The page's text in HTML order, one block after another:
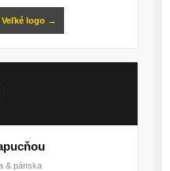
Veľké logo →
& pánska